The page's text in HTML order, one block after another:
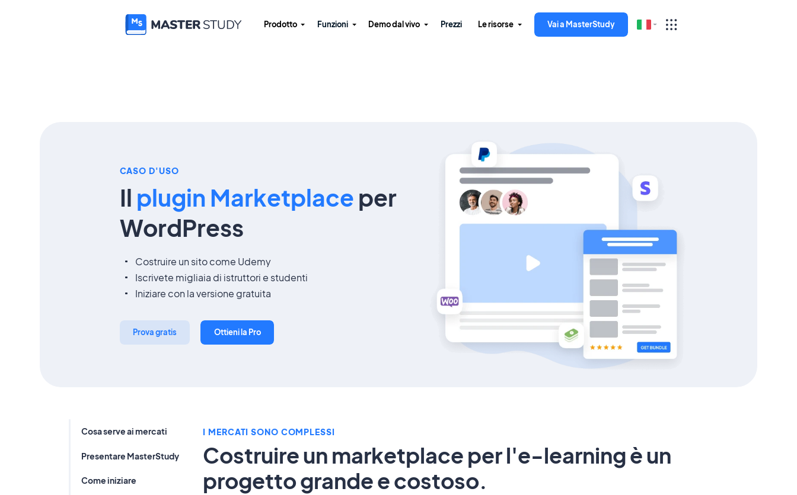
Prodotto Funzioni Demo dal vivo Prezzi Le risorse Vai a MasterStudy
CASO D'USO
Il plugin Marketplace per
WordPress
Costruire un sito come Udemy
Iscrivete migliaia di istruttori e studenti
Iniziare con la versione gratuita
Prova gratis Ottieni la Pro
Cosa serve ai mercati
Presentare MasterStudy
Come iniziare
I MERCATI SONO COMPLESSI
Costruire un marketplace per l'e-learning è un
progetto grande e costoso.